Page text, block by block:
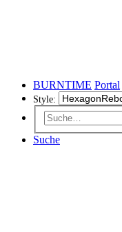
BURNTIME Portal
Style:
Suche